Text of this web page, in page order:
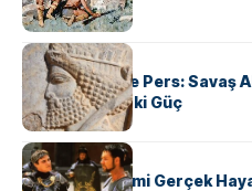
KÜLTÜR
Antik Yunan ve Pers: Savaş
Şekillendiren İki Güç
KÜLTÜR
‘Gladiator’ Filmi Gerçek